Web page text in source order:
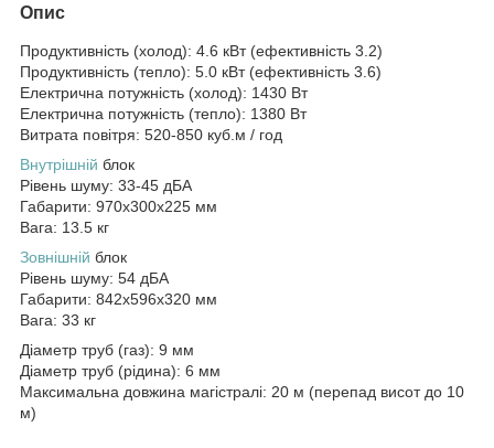
Опис
Продуктивність (холод): 4.6 кВт (ефективність 3.2)
Продуктивність (тепло): 5.0 кВт (ефективність 3.6)
Електрична потужність (холод): 1430 Вт
Електрична потужність (тепло): 1380 Вт
Витрата повітря: 520-850 куб.м / год
Внутрішній блок
Рівень шуму: 33-45 дБА
Габарити: 970x300x225 мм
Вага: 13.5 кг
Зовнішній блок
Рівень шуму: 54 дБА
Габарити: 842x596x320 мм
Вага: 33 кг
Діаметр труб (газ): 9 мм
Діаметр труб (рідина): 6 мм
Максимальна довжина магістралі: 20 м (перепад висот до 10
м)